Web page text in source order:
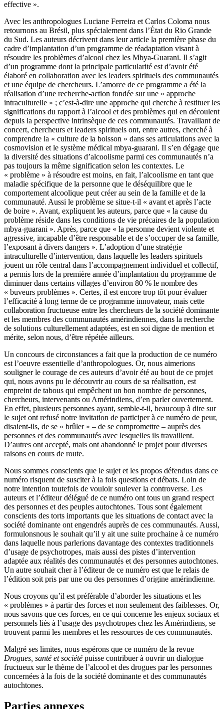
effective ».
Avec les anthropologues Luciane Ferreira et Carlos Coloma nous
retournons au Brésil, plus spécialement dans l’État du Rio Grande
du Sud. Les auteurs décrivent dans leur article la première phase du
cadre d’implantation d’un programme de réadaptation visant à
résoudre les problèmes d’alcool chez les Mbya-Guarani. Il s’agit
d’un programme dont la principale particularité est d’avoir été
élaboré en collaboration avec les leaders spirituels des communautés
et une équipe de chercheurs. L’amorce de ce programme a été la
réalisation d’une recherche-action fondée sur une « approche
intraculturelle » ; c’est-à-dire une approche qui cherche à restituer les
significations du rapport à l’alcool et des problèmes qui en découlent
depuis la perspective intrinsèque de ces communautés. Travaillant de
concert, chercheurs et leaders spirituels ont, entre autres, cherché à
comprendre la « culture de la boisson » dans ses articulations avec la
cosmovision et le système médical mbya-guarani. Il s’en dégage que
la diversité des situations d’alcoolisme parmi ces communautés n’a
pas toujours la même signification selon les contextes. Le
« problème » à résoudre est moins, en fait, l’alcoolisme en tant que
maladie spécifique de la personne que le déséquilibre que le
comportement alcoolique peut créer au sein de la famille et de la
communauté. Aussi le problème se situe-t-il « avant et après l’acte
de boire ». Avant, expliquent les auteurs, parce que « la cause du
problème réside dans les conditions de vie précaires de la population
mbya-guarani ». Après, parce que « la personne devient violente et
agressive, incapable d’être responsable et de s’occuper de sa famille,
l’exposant à divers dangers ». L’adoption d’une stratégie
intraculturelle d’intervention, dans laquelle les leaders spirituels
jouent un rôle central dans l’accompagnement individuel et collectif,
a permis lors de la première année d’implantation du programme de
diminuer dans certains villages d’environ 80 % le nombre des
« buveurs problèmes ». Certes, il est encore trop tôt pour évaluer
l’efficacité à long terme de ce programme innovateur, mais cette
collaboration fructueuse entre les chercheurs de la société dominante
et les membres des communautés amérindiennes, dans la recherche
de solutions culturellement adaptées, est en soi digne de mention et
mérite, selon nous, d’être répétée ailleurs.
Un concours de circonstances a fait que la production de ce numéro
est l’oeuvre essentielle d’anthropologues. Or, nous aimerions
souligner le courage de ces auteurs d’avoir été au bout de ce projet
qui, nous avons pu le découvrir au cours de sa réalisation, est
empreint de tabous qui empêchent un bon nombre de personnes,
chercheurs, intervenants ou Amérindiens, d’en parler ouvertement.
En effet, plusieurs personnes ayant, semble-t-il, beaucoup à dire sur
le sujet ont refusé notre invitation de participer à ce numéro de peur,
disaient-ils, de se « brûler » – de se compromettre – auprès des
personnes et des communautés avec lesquelles ils travaillent.
D’autres ont accepté, mais ont abandonné le projet pour diverses
raisons en cours de route.
Nous sommes conscients que le sujet et les propos défendus dans ce
numéro risquent de susciter à la fois questions et débats. Loin de
notre intention toutefois de vouloir soulever la controverse. Les
auteurs et l’éditeur délégué de ce numéro ont tous un grand respect
des personnes et des peuples autochtones. Tous sont également
conscients des torts importants que les situations de contact avec la
société dominante ont engendrés auprès de ces communautés. Aussi,
formulonsnous le souhait qu’il y ait une suite prochaine à ce numéro
dans laquelle nous parlerions davantage des contextes traditionnels
d’usage de psychotropes, mais aussi des pistes d’intervention
adaptée aux réalités des communautés et des personnes autochtones.
Un autre souhait cher à l’éditeur de ce numéro est que le relais de
l’édition soit pris par une ou des personnes d’origine amérindienne.
Nous croyons qu’il est préférable d’aborder les situations et les
« problèmes » à partir des forces et non seulement des faiblesses. Or,
nous savons que ces forces, en ce qui concerne les enjeux sociaux et
personnels liés à l’usage des psychotropes chez les Amérindiens, se
trouvent parmi les membres et les ressources de ces communautés.
Malgré ses limites, nous espérons que ce numéro de la revue
Drogues, santé et sociétépuisse contribuer à ouvrir un dialogue
fructueux sur le thème de l’alcool et des drogues par les personnes
concernées à la fois de la société dominante et des communautés
autochtones.
Parties annexes